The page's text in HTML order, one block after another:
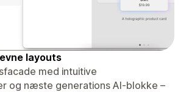
layouts
med intuitive
og næste generations AI-blokke –